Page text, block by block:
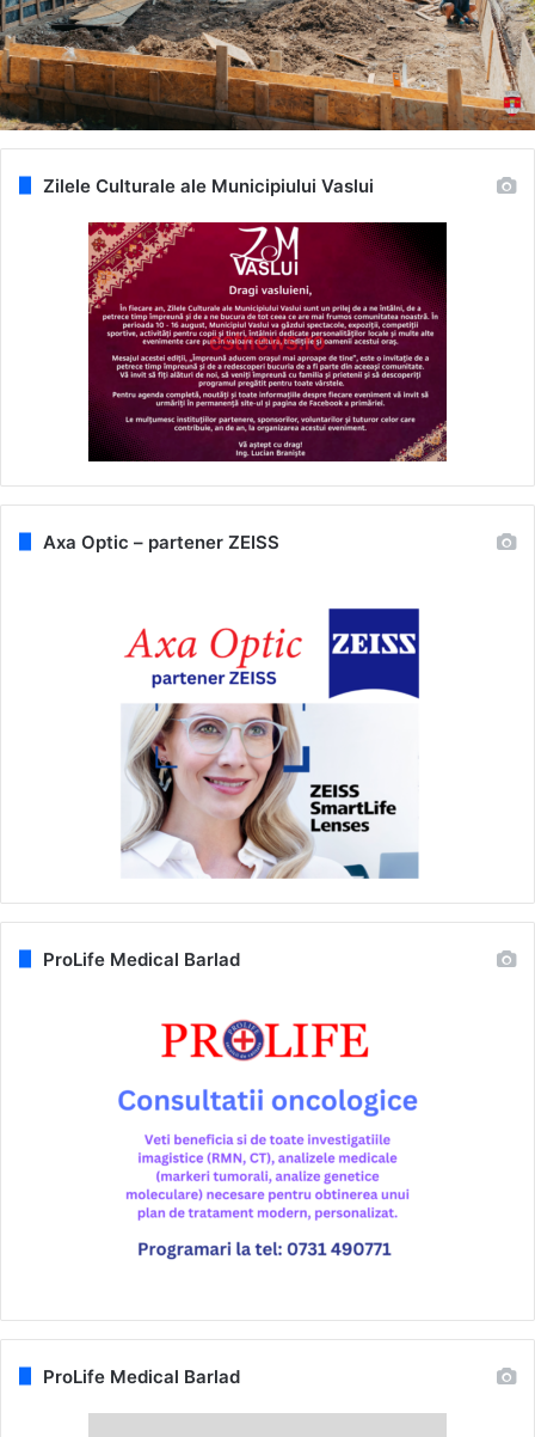
Zilele Culturale ale Municipiului Vaslui
Axa Optic – partener ZEISS
ProLife Medical Barlad
ProLife Medical Barlad